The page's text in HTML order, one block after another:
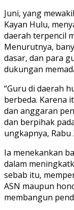
Juni, yang
Kayan Hulu,
daerah terpencil
Menurutnya,
dasar, dan para
dukungan
“Guru di daerah
berbeda. Karena
dan anggaran
dan berpihak
ungkapnya, Rabu
Ia menekankan
dalam
sebab itu,
ASN maupun
membangun